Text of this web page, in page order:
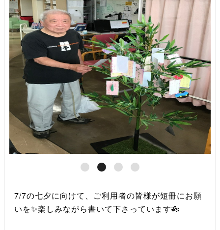
7/7の七夕に向けて、ご利用者の皆様が短冊にお願
いを✨楽しみながら書いて下さっています🎋